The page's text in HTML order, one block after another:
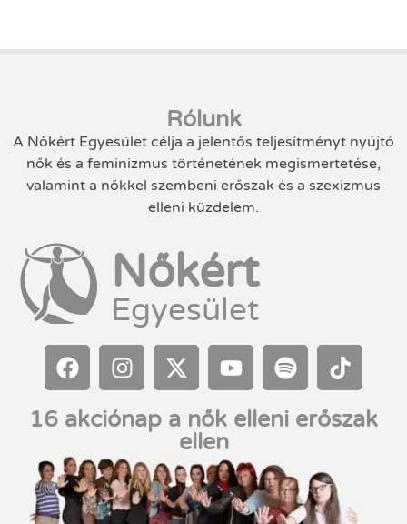
Rólunk
A Nőkért Egyesület célja a jelentős teljesítményt nyújtó
nők és a feminizmus történetének megismertetése,
valamint a nőkkel szembeni erőszak és a szexizmus
elleni küzdelem.
Nőkért
Egyesület
16 akciónap a nők elleni erőszak
ellen